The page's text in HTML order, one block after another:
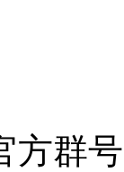
方群